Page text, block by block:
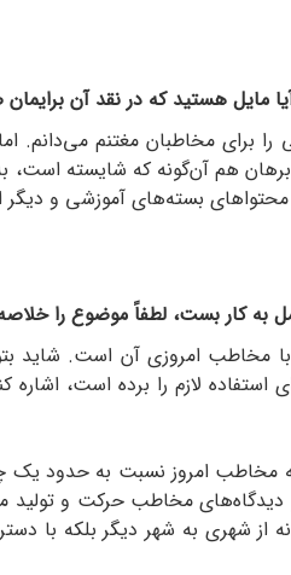
مایل هستید که در نقد آن
برای مخاطبان مغتنم می‌دانم.
هم آن‌گونه که شایسته
بسته‌های آموزشی و دیگر
کار بست، لطفاً موضوع را خلاصه
مخاطب امروزی آن است. شاید
استفاده لازم را برده است،
مخاطب امروز نسبت به حدود
مخاطب حرکت و تولید
شهری به شهر دیگر بلکه با